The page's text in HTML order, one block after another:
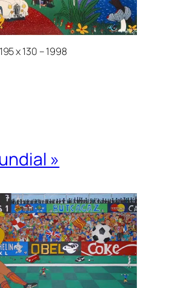
x 130 – 1998
»